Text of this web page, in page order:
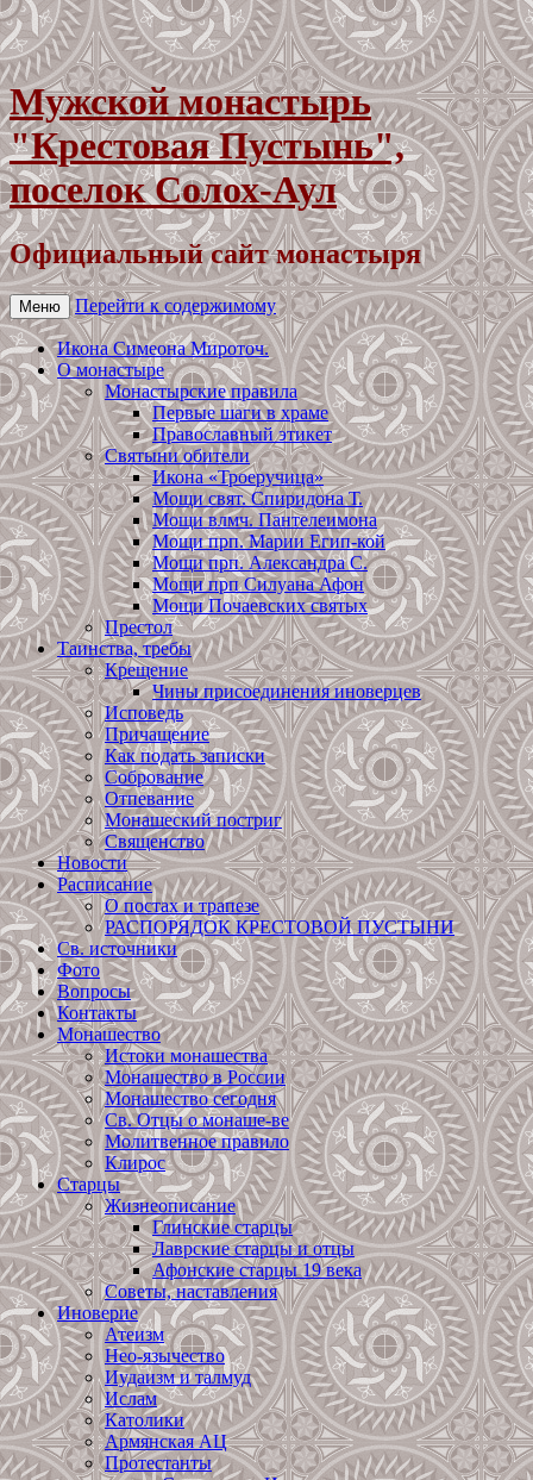
Мужской монастырь
"Крестовая Пустынь",
поселок Солох-Аул
Официальный сайт монастыря
Меню Перейти к содержимому
Икона Симеона Мироточ.
О монастыре
Монастырские правила
Первые шаги в храме
Православный этикет
Святыни обители
Икона «Троеручица»
Мощи свят. Спиридона Т.
Мощи влмч. Пантелеимона
Мощи прп. Марии Егип-кой
Мощи прп. Александра С.
Мощи прп Силуана Афон
Мощи Почаевских святых
Престол
Таинства, требы
Крещение
Чины присоединения иноверцев
Исповедь
Причащение
Как подать записки
Собрование
Отпевание
Монашеский постриг
Священство
Новости
Расписание
О постах и трапезе
РАСПОРЯДОК КРЕСТОВОЙ ПУСТЫНИ
Св. источники
Фото
Вопросы
Контакты
Монашество
Истоки монашества
Монашество в России
Монашество сегодня
Св. Отцы о монаше-ве
Молитвенное правило
Клирос
Старцы
Жизнеописание
Глинские старцы
Лаврские старцы и отцы
Афонские старцы 19 века
Советы, наставления
Иноверие
Атеизм
Нео-язычество
Иудаизм и талмуд
Ислам
Католики
Армянская АЦ
Протестанты